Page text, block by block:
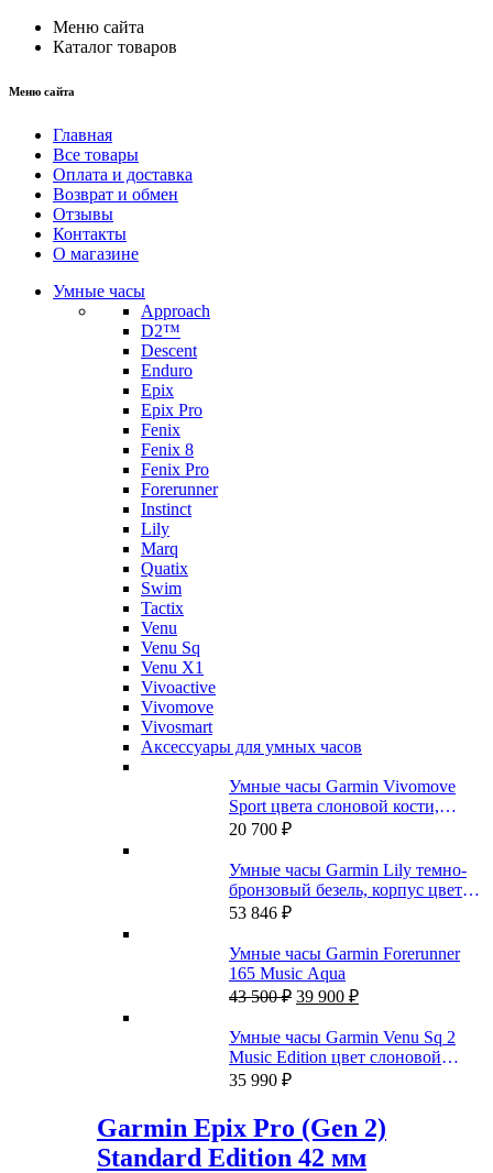
Меню сайта
Каталог товаров
Меню сайта
Главная
Все товары
Оплата и доставка
Возврат и обмен
Отзывы
Контакты
О магазине
Умные часы
Approach
D2™
Descent
Enduro
Epix
Epix Pro
Fenix
Fenix 8
Fenix Pro
Forerunner
Instinct
Lily
Marq
Quatix
Swim
Tactix
Venu
Venu Sq
Venu X1
Vivoactive
Vivomove
Vivosmart
Аксессуары для умных часов
Умные часы Garmin Vivomove
Sport цвета слоновой кости,
безель цвета персикового золота,
20 700 ₽
Умные часы Garmin Lily темно-
бронзовый безель, корпус цвета
Paloma и итальянский кожаный
53 846 ₽
Умные часы Garmin Forerunner
165 Music Aqua
43 500₽ Первоначальная
составляла
43
39 900 ₽Текущая
39
900 ₽.
Умные часы Garmin Venu Sq 2
Music Edition цвет слоновой
кости с персиково-золотым
35 990 ₽
Garmin Epix Pro (Gen 2)
Standard Edition 42 мм